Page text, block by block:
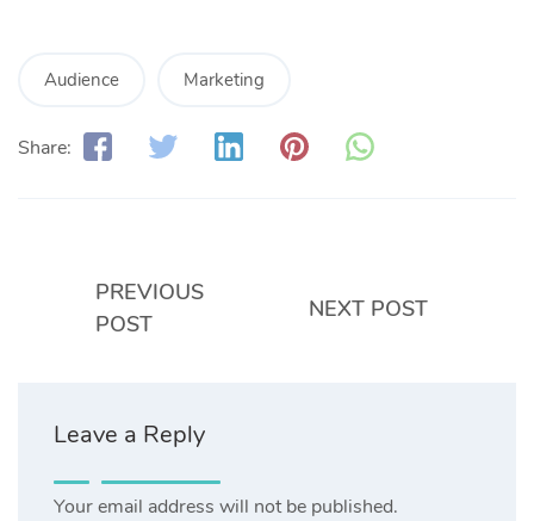
Audience Marketing
Share:
PREVIOUS
POST
NEXT POST
Leave a Reply
Your email address will not be published.